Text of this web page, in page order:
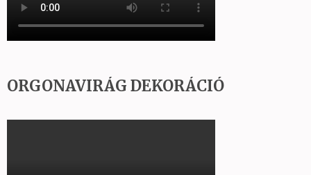
ORGONAVIRÁG DEKORÁCIÓ